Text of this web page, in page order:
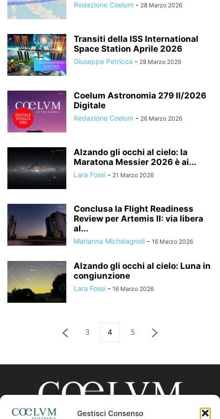
Gestisci Consenso
Redazione Coelum - 28 Marzo 2026
Transiti della ISS International
Space Station Aprile 2026
Giuseppe Petricca - 28 Marzo 2026
Coelum Astronomia 279 II/2026
Digitale
Redazione Coelum - 26 Marzo 2026
Alzando gli occhi al cielo: la
Maratona Messier 2026 è ai...
Lara Fossi - 21 Marzo 2026
Conclusa la Flight Readiness
Review per Artemis II: via libera
al...
Marianna Michelagnoli - 16 Marzo 2026
Alzando gli occhi al cielo: Luna in
congiunzione
Lara Fossi - 16 Marzo 2026
3 4 5